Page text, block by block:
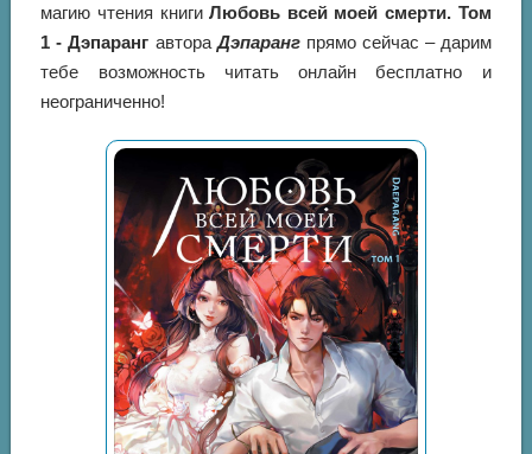
магию чтения книгиЛюбовь всей моей смерти. Том
1 - Дэпаранг автораДэпарангпрямо сейчас – дарим
тебе возможность читать онлайн бесплатно и
неограниченно!